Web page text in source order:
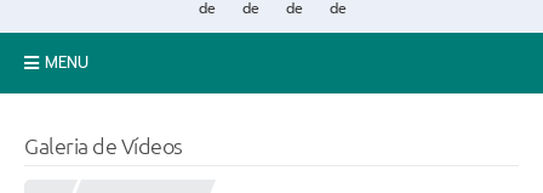
MENU
Galeria de Vídeos